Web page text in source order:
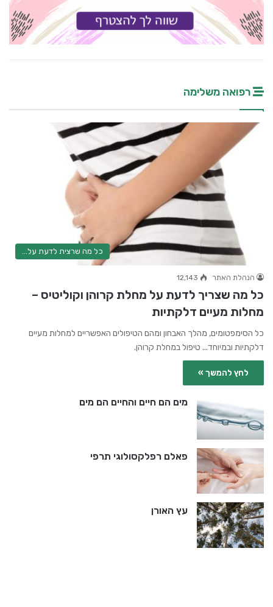
רפואה משלימה
כל מה שרצית לדעת על...
הנהלת האתר 12,143
כל מה שצריך לדעת על מחלת קרוהן וקוליטיס –
מחלות מעיים דלקתיות
כל הסימפטומים, מהלך האבחון ומהם הטיפולים האפשריים למחלות מעיים
דלקתיות ובמיוחד... טיפול במחלת קרוהן.
לחץ להמשך »
מים הם חיים והחיים הם מים
פאלם רפלקסולוגי תרפי
עץ האורן